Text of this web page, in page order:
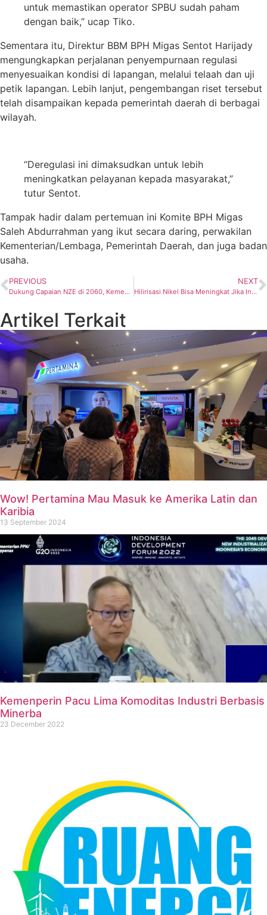
untuk memastikan operator SPBU sudah paham
dengan baik,” ucap Tiko.
Sementara itu, Direktur BBM BPH Migas Sentot Harijady
mengungkapkan perjalanan penyempurnaan regulasi
menyesuaikan kondisi di lapangan, melalui telaah dan uji
petik lapangan. Lebih lanjut, pengembangan riset tersebut
telah disampaikan kepada pemerintah daerah di berbagai
wilayah.
“Deregulasi ini dimaksudkan untuk lebih
meningkatkan pelayanan kepada masyarakat,”
tutur Sentot.
Tampak hadir dalam pertemuan ini Komite BPH Migas
Saleh Abdurrahman yang ikut secara daring, perwakilan
Kementerian/Lembaga, Pemerintah Daerah, dan juga badan
usaha.
PREVIOUS
Dukung Capaian NZE di 2060, Kementerian ESDM – PLN Teken Kerja Sama Pengembangan SDM
NEXT
Hilirisasi Nikel Bisa Meningkat Jika Indonesia Lakukan Ini
Artikel Terkait
Wow! Pertamina Mau Masuk ke Amerika Latin dan
Karibia
13 September 2024
Kemenperin Pacu Lima Komoditas Industri Berbasis
Minerba
23 December 2022